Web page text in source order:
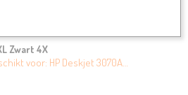
Zwart 4X
voor: HP Deskjet 3070A…